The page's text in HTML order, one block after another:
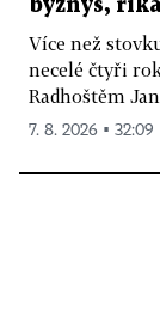
byznys,
Více než
necelé čtyři
Radhoštěm
7. 8. 2026 ▪ 32:09